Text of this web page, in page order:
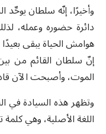
وأخيرًا، إنّه سلطان
دائرة حضوره وعمله،
هوامش الحياة يبقى
إنّ سلطان القائم من
الموت، وأصبحت الآن
وتظهر هذه السيادة في
اللغة الأصلية، وهي